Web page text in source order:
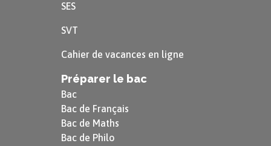
SES
SVT
Cahier de vacances en ligne
Préparer le bac
Bac
Bac de Français
Bac de Maths
Bac de Philo